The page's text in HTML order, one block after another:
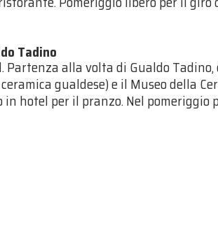
Tadino
Partenza alla volta di Gualdo
gualdese) e il Museo della
in hotel per il pranzo. Nel pomeriggio